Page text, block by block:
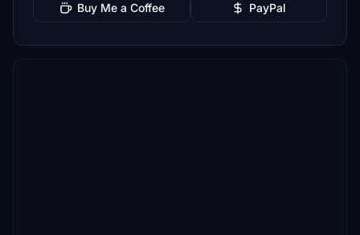
Buy Me a Coffee PayPal